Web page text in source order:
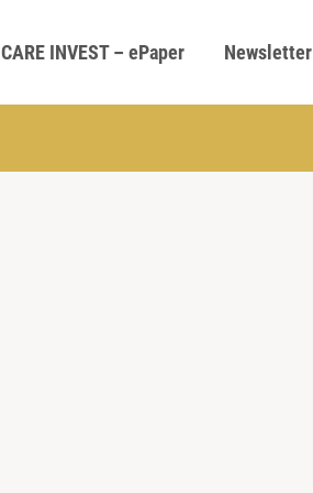
CARE INVEST – ePaper Newsletter